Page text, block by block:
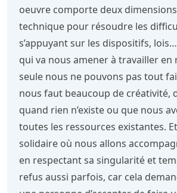
oeuvre comporte deux
technique pour résoudre les
s’appuyant sur les dispositifs,
qui va nous amener à travailler en
seule nous ne pouvons pas tout
nous faut beaucoup de créativité,
quand rien n’existe ou que nous
toutes les ressources existantes.
solidaire où nous allons
en respectant sa singularité et
refus aussi parfois, car cela